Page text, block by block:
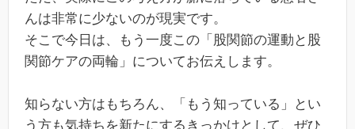
んは非常に少ないのが現実です。
そこで今日は、もう一度この「股関節の運動と股
関節ケアの両輪」についてお伝えします。
知らない方はもちろん、「もう知っている」とい
う方も気持ちを新たにするきっかけとして、ぜひ